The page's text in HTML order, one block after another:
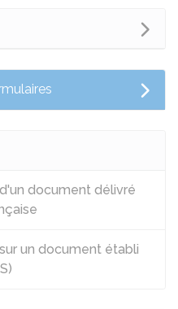
document délivré
un document établi